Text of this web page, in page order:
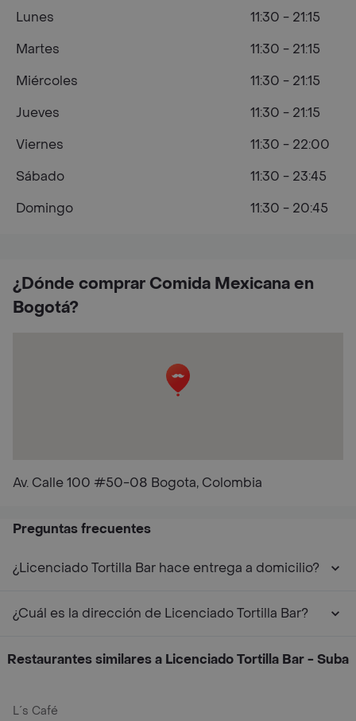
¿Dónde comprar Comida Mexicana en
Bogotá?
Av. Calle 100 #50-08 Bogota, Colombia
Lunes
11:30 - 21:15
Martes
11:30 - 21:15
Miércoles
11:30 - 21:15
Jueves
11:30 - 21:15
Viernes
11:30 - 22:00
Sábado
11:30 - 23:45
Domingo
11:30 - 20:45
Preguntas frecuentes
¿Licenciado Tortilla Bar hace entrega a domicilio?
¿Cuál es la dirección de Licenciado Tortilla Bar?
Restaurantes similares a Licenciado Tortilla Bar - Suba
L´s Café